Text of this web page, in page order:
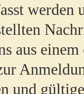
werden
aus
und